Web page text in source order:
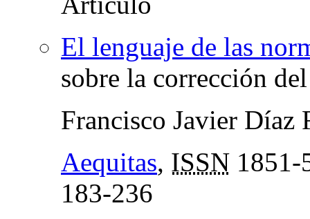
El lenguaje de las
sobre la corrección
Francisco Javier Díaz
Aequitas, ISSN
183-236